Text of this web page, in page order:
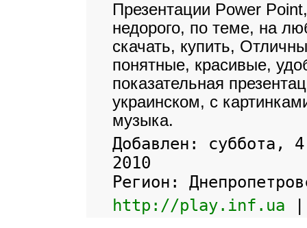
Презентации Power
недорого, по теме, на
скачать, купить,
понятные, красивые,
показательная
украинском, с
музыка.
Добавлен: суббота,
2010
Регион:
http://play.inf.ua